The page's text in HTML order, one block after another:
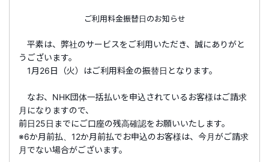
ご利用料金振替日のお知らせ
平素は、弊社のサービスをご利用いただき、誠にありがと
うございます。
1月26日（火）はご利用料金の振替日となります。
なお、NHK団体一括払いを申込されているお客様はご請求
月になりますので、
前日25日までにご口座の残高確認をお願いいたします。
※6か月前払、12か月前払でお申込のお客様は、今月がご請求
月でない場合がございます。